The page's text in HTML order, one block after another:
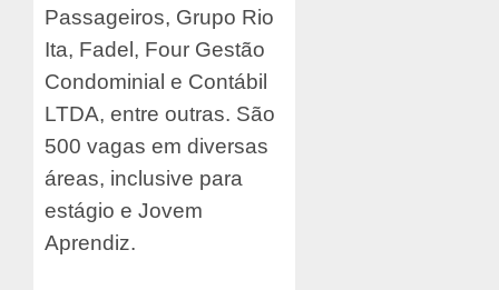
Passageiros, Grupo Rio
Ita, Fadel, Four Gestão
Condominial e Contábil
LTDA, entre outras. São
500 vagas em diversas
áreas, inclusive para
estágio e Jovem
Aprendiz.